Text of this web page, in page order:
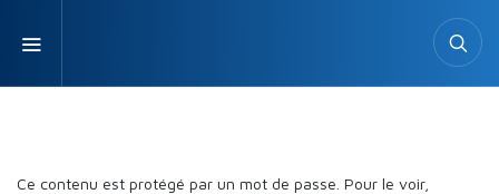
Ce contenu est protégé par un mot de passe. Pour le voir,